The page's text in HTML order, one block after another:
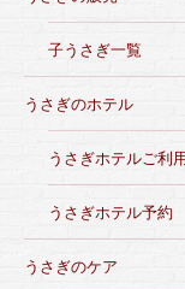
子うさぎ一覧
うさぎのホテル
うさぎホテルご利
うさぎホテル予約
うさぎのケア